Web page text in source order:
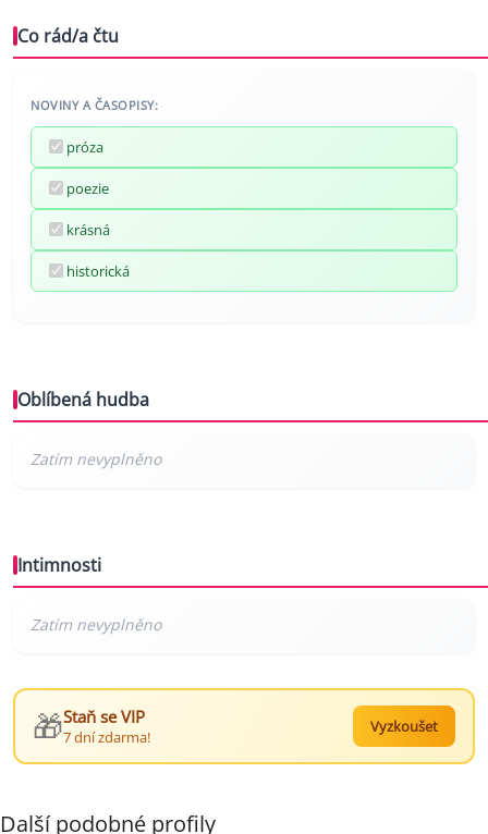
Co rád/a čtu
NOVINY A ČASOPISY:
próza
poezie
krásná
historická
Oblíbená hudba
Intimnosti
🎁Staň se VIP
7 dní zdarma!
Vyzkoušet
Další podobné profily